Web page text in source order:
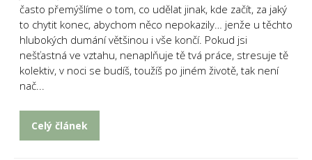
často přemýšlíme o tom, co udělat jinak, kde začít, za jaký
to chytit konec, abychom něco nepokazily… jenže u těchto
hlubokých dumání většinou i vše končí. Pokud jsi
nešťastná ve vztahu, nenaplňuje tě tvá práce, stresuje tě
kolektiv, v noci se budíš, toužíš po jiném životě, tak není
nač...
Celý článek